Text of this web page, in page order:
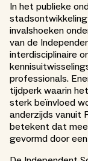
In het publieke
invalshoeken
van de
interdisciplinaire
professionals.
tijdperk waarin
sterk beïnvloed
anderzijds vanuit
betekent dat
gevormd door